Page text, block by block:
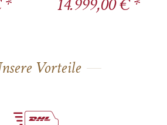
* 14.999,00 € *
Vorteile